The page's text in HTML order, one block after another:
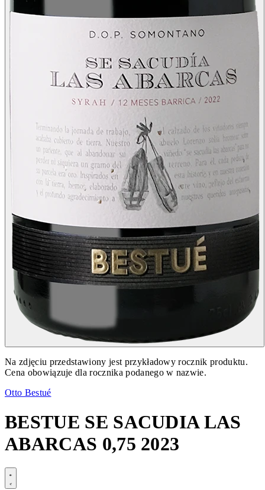
Na zdjęciu przedstawiony jest przykładowy rocznik produktu.
Cena obowiązuje dla rocznika podanego w nazwie.
Otto Bestué
BESTUE SE SACUDIA LAS
ABARCAS 0,75 2023